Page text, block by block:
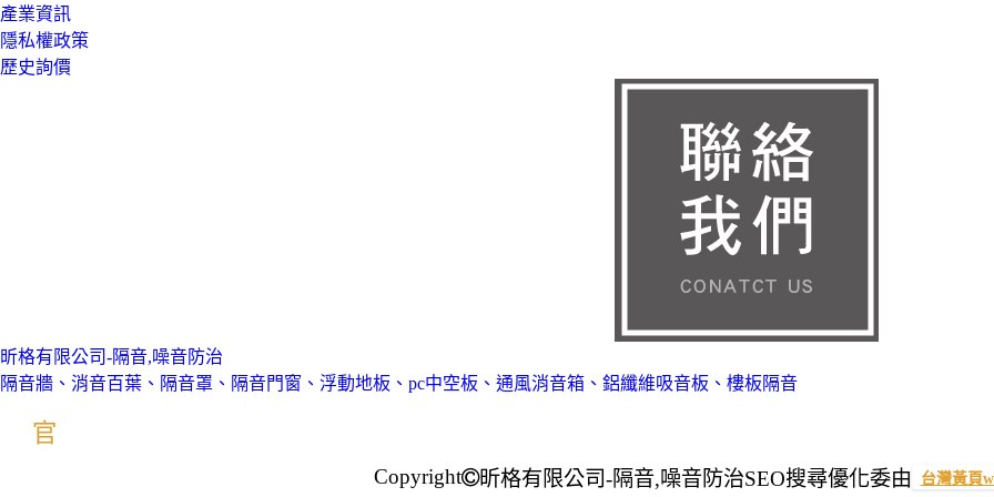
產業資訊
隱私權政策
歷史詢價
昕格有限公司-隔音,噪音防治
隔音牆、消音百葉、隔音罩、隔音門窗、浮動地板、pc中空板、通風消音箱、鋁纖維吸音板、樓板隔音
官
Copyright 昕格有限公司-隔音,噪音防治SEO搜尋優化委由 台灣黃頁